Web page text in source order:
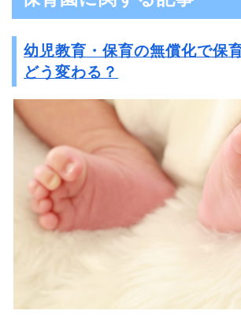
幼児教育・保育の無償化で保
どう変わる？